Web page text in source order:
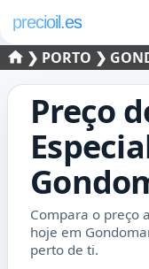
precioil.es
❯ PORTO ❯
Preço
Compara o preço
hoje em
perto de ti.